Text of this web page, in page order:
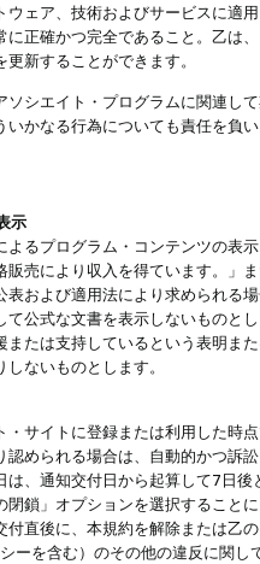
ウェア、技術およびサービスに適
に正確かつ完全であること。乙は
新することができます。
シエイト・プログラムに関連し
かなる行為についても責任を負
示
るプログラム・コンテンツの表
販売により収入を得ています。」
表および適用法により求められる
て公式な文書を表示しないもの
たは支持しているという表明ま
ないものとします。
サイトに登録または利用した時
認められる場合は、自動的かつ訴
、通知交付日から起算して7日
閉鎖」オプションを選択するこ
直後に、本規約を解除または乙
ーを含む）のその他の違反に関